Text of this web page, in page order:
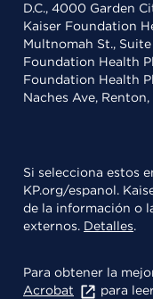
D.C., 4000 Garden
Kaiser Foundation
Multnomah St.,
Foundation Health
Foundation Health
Naches Ave,
Si selecciona estos
KP.org/espanol.
de la información o
externos. Detalles.
Para obtener la
Acrobat
para